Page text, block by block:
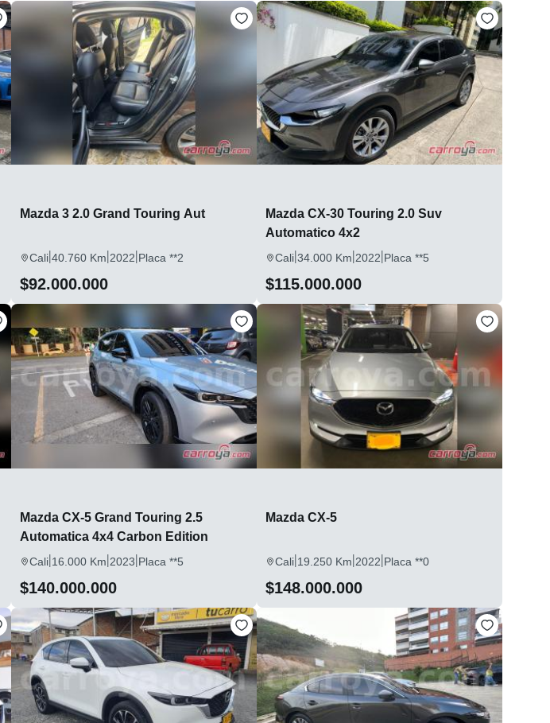
Mazda 3 2.0 Grand Touring Aut
Cali|40.760 Km|2022|Placa **2
$92.000.000
Mazda CX-30 Touring 2.0 Suv
Automatico 4x2
Cali|34.000 Km|2022|Placa **5
$115.000.000
Mazda CX-5 Grand Touring 2.5
Automatica 4x4 Carbon Edition
Cali|16.000 Km|2023|Placa **5
$140.000.000
Mazda CX-5
Cali|19.250 Km|2022|Placa **0
$148.000.000